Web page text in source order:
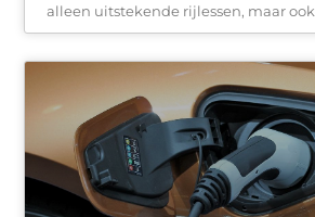
alleen uitstekende rijlessen, maar ook